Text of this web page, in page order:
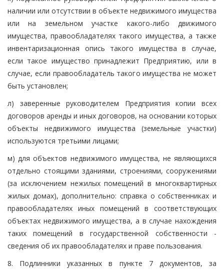
наличии или отсутствии в объекте недвижимого имущества
или на земельном участке какого-либо движимого
имущества, правообладателях такого имущества, а также
инвентаризационная опись такого имущества в случае,
если такое имущество принадлежит Предприятию, или в
случае, если правообладатель такого имущества не может
быть установлен;
л) заверенные руководителем Предприятия копии всех
договоров аренды и иных договоров, на основании которых
объекты недвижимого имущества (земельные участки)
используются третьими лицами;
м) для объектов недвижимого имущества, не являющихся
отдельно стоящими зданиями, строениями, сооружениями
(за исключением нежилых помещений в многоквартирных
жилых домах), дополнительно: справка о собственниках и
правообладателях иных помещений в соответствующих
объектах недвижимого имущества, а в случае нахождения
таких помещений в государственной собственности -
сведения об их правообладателях и праве пользования.
8. Подлинники указанных в пункте 7 документов, за